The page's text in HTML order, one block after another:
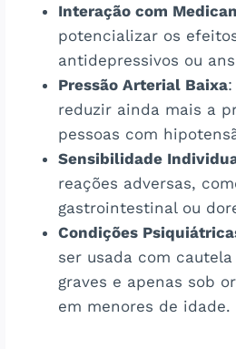
Interação com
potencializar os
antidepressivos ou
Pressão Arterial Baixa
reduzir ainda mais a
pessoas com
Sensibilidade
reações adversas,
gastrointestinal ou
Condições
ser usada com
graves e apenas sob
em menores de idade.